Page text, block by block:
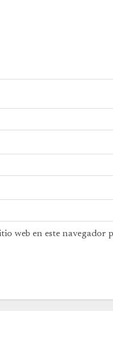
web en este navegador